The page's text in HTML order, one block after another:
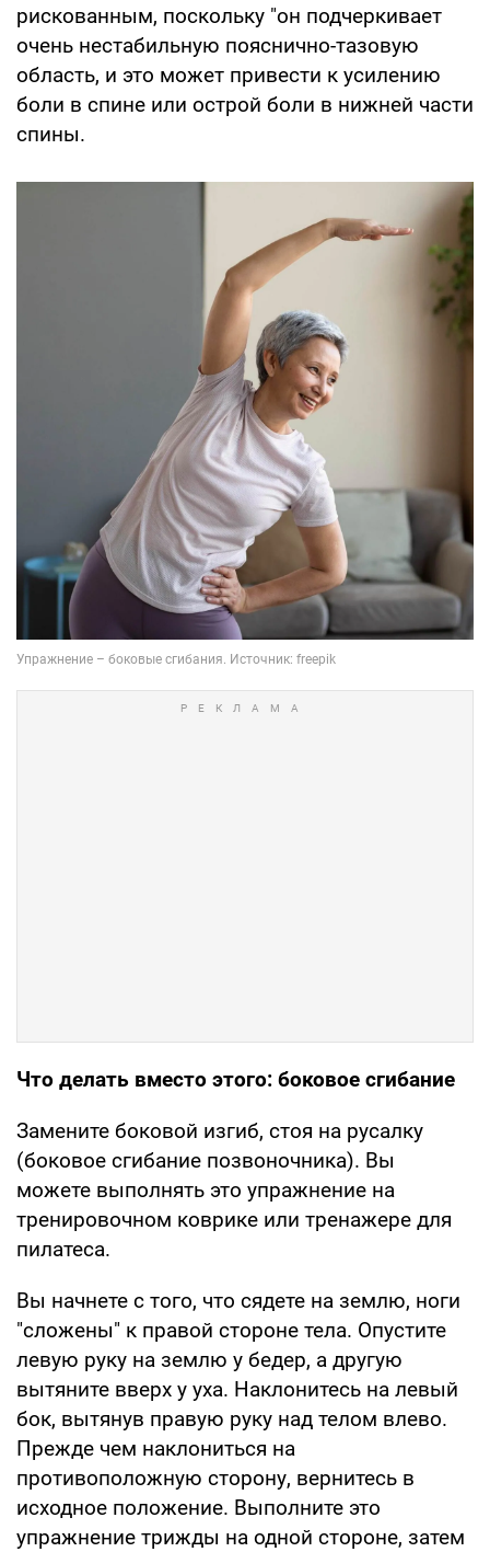
рискованным, поскольку "он подчеркивает
очень нестабильную пояснично-тазовую
область, и это может привести к усилению
боли в спине или острой боли в нижней части
спины.
Что делать вместо этого: боковое сгибание
Замените боковой изгиб, стоя на русалку
(боковое сгибание позвоночника). Вы
можете выполнять это упражнение на
тренировочном коврике или тренажере для
пилатеса.
Вы начнете с того, что сядете на землю, ноги
"сложены" к правой стороне тела. Опустите
левую руку на землю у бедер, а другую
вытяните вверх у уха. Наклонитесь на левый
бок, вытянув правую руку над телом влево.
Прежде чем наклониться на
противоположную сторону, вернитесь в
исходное положение. Выполните это
упражнение трижды на одной стороне, затем